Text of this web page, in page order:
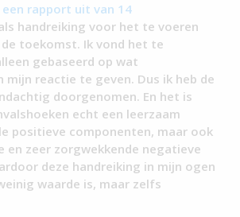
een rapport uit van 14
handreiking voor het te voeren
toekomst. Ik vond het te
gebaseerd op wat
mijn reactie te geven. Dus ik heb de
doorgenomen. En het is
echt een leerzaam
positieve componenten, maar ook
en zeer zorgwekkende negatieve
deze handreiking in mijn ogen
waarde is, maar zelfs